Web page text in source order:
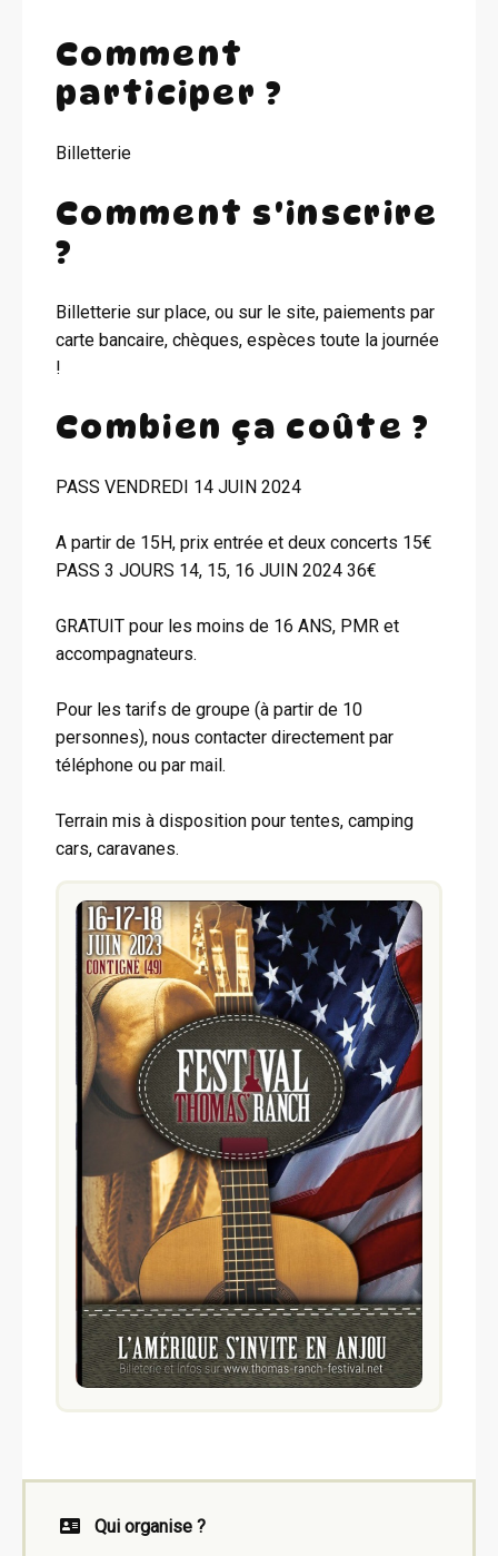
Comment
participer ?
Billetterie
Comment s'inscrire
?
Billetterie sur place, ou sur le site, paiements par
carte bancaire, chèques, espèces toute la journée
!
Combien ça coûte ?
PASS VENDREDI 14 JUIN 2024
A partir de 15H, prix entrée et deux concerts 15€
PASS 3 JOURS 14, 15, 16 JUIN 2024 36€
GRATUIT pour les moins de 16 ANS, PMR et
accompagnateurs.
Pour les tarifs de groupe (à partir de 10
personnes), nous contacter directement par
téléphone ou par mail.
Terrain mis à disposition pour tentes, camping
cars, caravanes.
Qui organise ?